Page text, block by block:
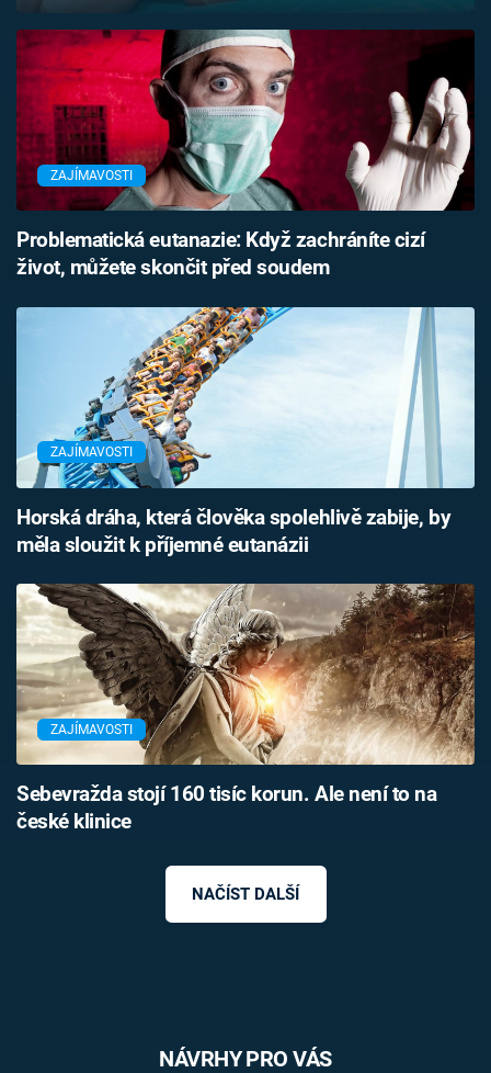
Sledujte nás
ZAJÍMAVOSTI
Problematická eutanazie: Když zachráníte cizí
život, můžete skončit před soudem
ZAJÍMAVOSTI
Horská dráha, která člověka spolehlivě zabije, by
měla sloužit k příjemné eutanázii
ZAJÍMAVOSTI
Sebevražda stojí 160 tisíc korun. Ale není to na
české klinice
NAČÍST DALŠÍ
NÁVRHY PRO VÁS